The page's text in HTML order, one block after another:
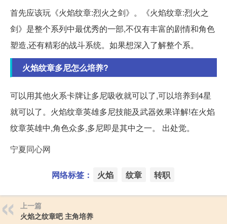
首先应该玩《火焰纹章:烈火之剑》。《火焰纹章:烈火之
剑》是整个系列中最优秀的一部,不仅有丰富的剧情和角色
塑造,还有精彩的战斗系统。如果想深入了解整个系。
火焰纹章多尼怎么培养?
可以用其他火系卡牌让多尼吸收就可以了,可以培养到4星
就可以了。火焰纹章英雄多尼技能及武器效果详解!在火焰
纹章英雄中,角色众多,多尼即是其中之一。 出处觉。
宁夏同心网
网络标签： 火焰 纹章 转职
上一篇
火焰之纹章吧 主角培养